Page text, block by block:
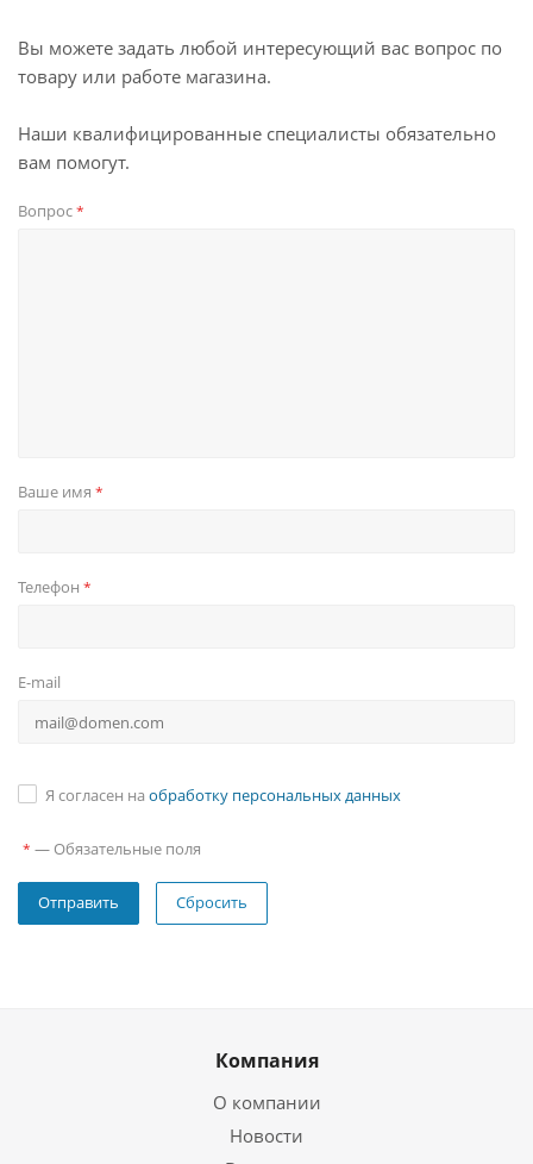
Вы можете задать любой интересующий вас вопрос по
товару или работе магазина.
Наши квалифицированные специалисты обязательно
вам помогут.
Вопрос*
Ваше имя *
Телефон *
E-mail
Я согласен на обработку персональных данных
* — Обязательные поля
Сбросить
Компания
О компании
Новости